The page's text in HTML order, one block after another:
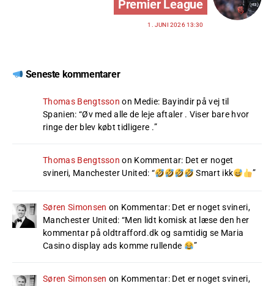
Premier League
1. JUNI 2026 13:30
Seneste kommentarer
Thomas Bengtsson on Medie: Bayindir på vej til
Spanien: “Øv med alle de leje aftaler . Viser bare hvor
ringe der blev købt tidligere .”
Thomas Bengtsson on Kommentar: Det er noget
svineri, Manchester United: “ Smart ikk ”
Søren Simonsen on Kommentar: Det er noget svineri,
Manchester United: “Men lidt komisk at læse den her
kommentar på oldtrafford.dk og samtidig se Maria
Casino display ads komme rullende
”
Søren Simonsen on Kommentar: Det er noget svineri,